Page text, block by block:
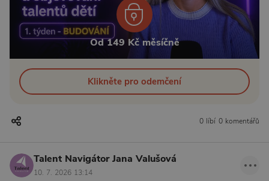
Od 149 Kč měsíčně
Klikněte pro odemčení
0 líbí 0 komentářů
Talent Navigátor Jana Valušová
10. 7. 2026 13:14